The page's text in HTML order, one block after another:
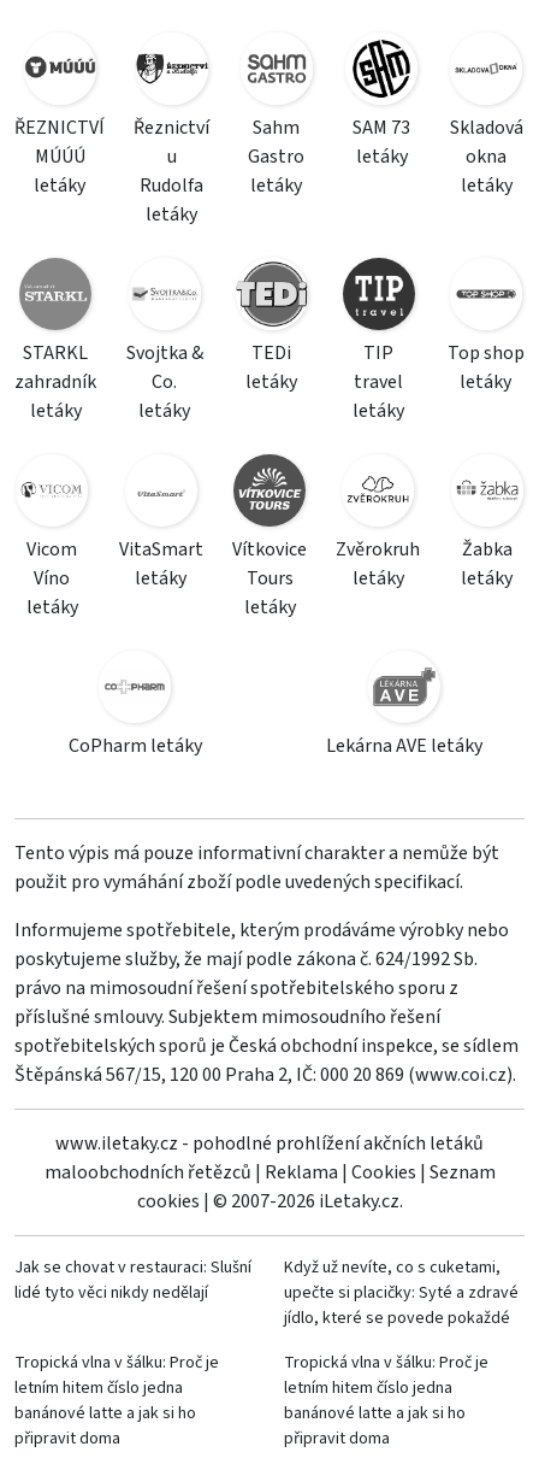
ŘEZNICTVÍ
MÚÚÚ
letáky
Řeznictví
u
Rudolfa
letáky
Sahm
Gastro
letáky
SAM 73
letáky
Skladová
okna
letáky
STARKL
zahradník
letáky
Svojtka &
Co.
letáky
TEDi
letáky
TIP
travel
letáky
Top shop
letáky
Vicom
Víno
letáky
VitaSmart
letáky
Vítkovice
Tours
letáky
Zvěrokruh
letáky
Žabka
letáky
CoPharm letáky Lekárna AVE letáky
Tento výpis má pouze informativní charakter a nemůže být
použit pro vymáhání zboží podle uvedených specifikací.
Informujeme spotřebitele, kterým prodáváme výrobky nebo
poskytujeme služby, že mají podle zákona č. 624/1992 Sb.
právo na mimosoudní řešení spotřebitelského sporu z
příslušné smlouvy. Subjektem mimosoudního řešení
spotřebitelských sporů je Česká obchodní inspekce, se sídlem
Štěpánská 567/15, 120 00 Praha 2, IČ: 000 20 869 (www.coi.cz).
www.iletaky.cz - pohodlné prohlížení akčních letáků
maloobchodních řetězců | Reklama | Cookies | Seznam
cookies | © 2007-2026 iLetaky.cz.
Jak se chovat v restauraci: Slušní
lidé tyto věci nikdy nedělají
Když už nevíte, co s cuketami,
upečte si placičky: Syté a zdravé
jídlo, které se povede pokaždé
Tropická vlna v šálku: Proč je
letním hitem číslo jedna
banánové latte a jak si ho
připravit doma
Tropická vlna v šálku: Proč je
letním hitem číslo jedna
banánové latte a jak si ho
připravit doma